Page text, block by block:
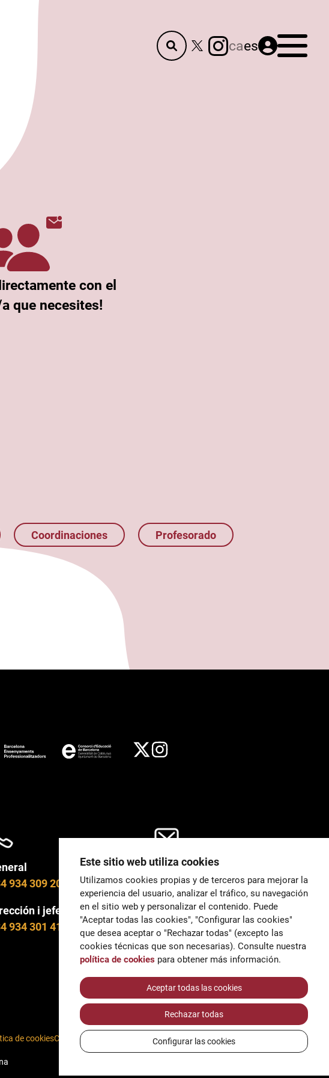
caes Menú
con el
que necesites!
Coordinaciones Profesorado
934 309 200
i jefes de estudio
934 301 415
General
correu@escoladeltreball.org
Información
informacio@escoladeltreball.o
rg
de cookiesCréditos
Este sitio web utiliza cookies
Utilizamos cookies propias y de terceros para mejorar la
experiencia del usuario, analizar el tráfico, su navegación
en el sitio web y personalizar el contenido. Puede
"Aceptar todas las cookies", "Configurar las cookies"
que desea aceptar o "Rechazar todas" (excepto las
cookies técnicas que son necesarias). Consulte nuestra
política de cookies para obtener más información.
Aceptar todas las cookies
Rechazar todas
Configurar las cookies